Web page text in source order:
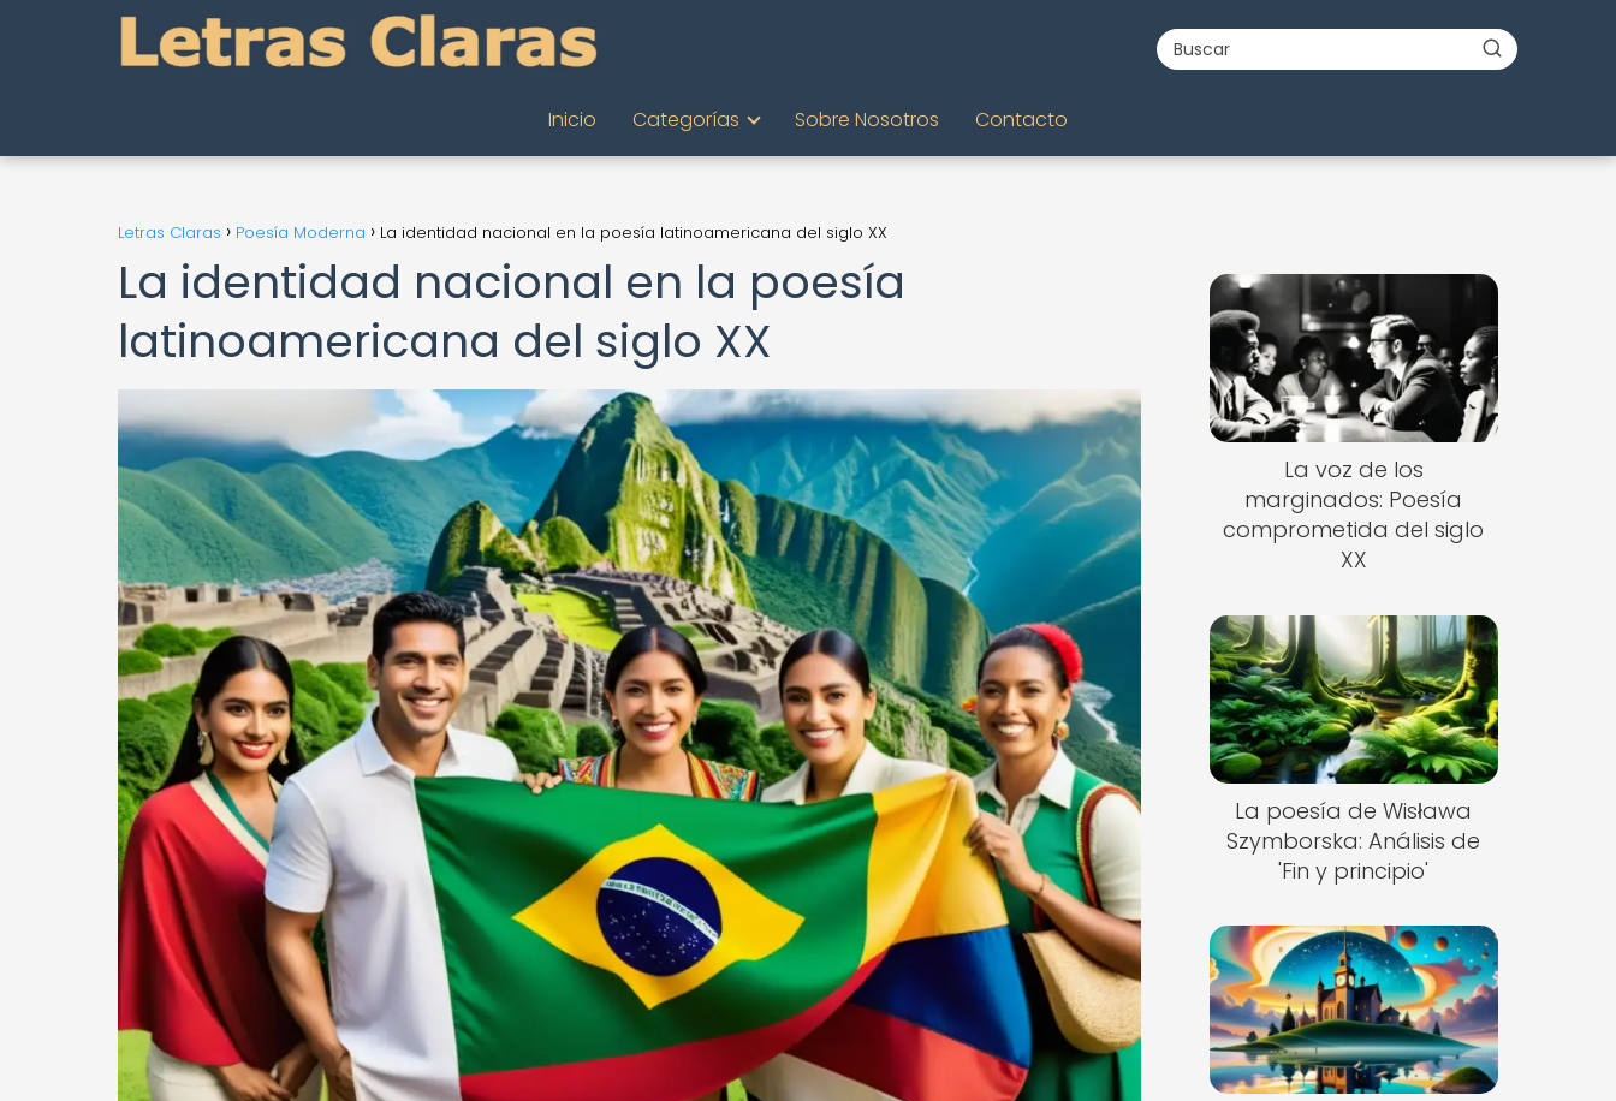
Inicio Categorías Sobre Nosotros Contacto
Letras Claras Poesía Moderna La identidad nacional en la poesía latinoamericana del siglo XX
La identidad nacional en la poesía
latinoamericana del siglo XX
La voz de los
marginados: Poesía
comprometida del siglo
XX
La poesía de Wisława
Szymborska: Análisis de
'Fin y principio'